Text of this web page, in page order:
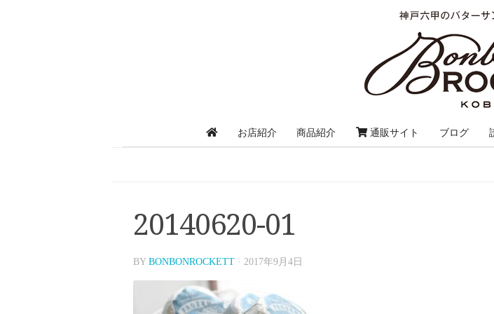
お店紹介 商品紹介 通販サイト ブログ
20140620-01
BY BONBONROCKETT · 2017年9月4日